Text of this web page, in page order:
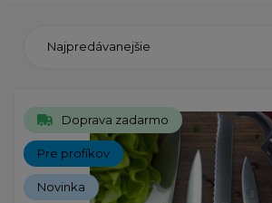
Najpredávanejšie
Doprava zadarmo
Pre profíkov
Novinka